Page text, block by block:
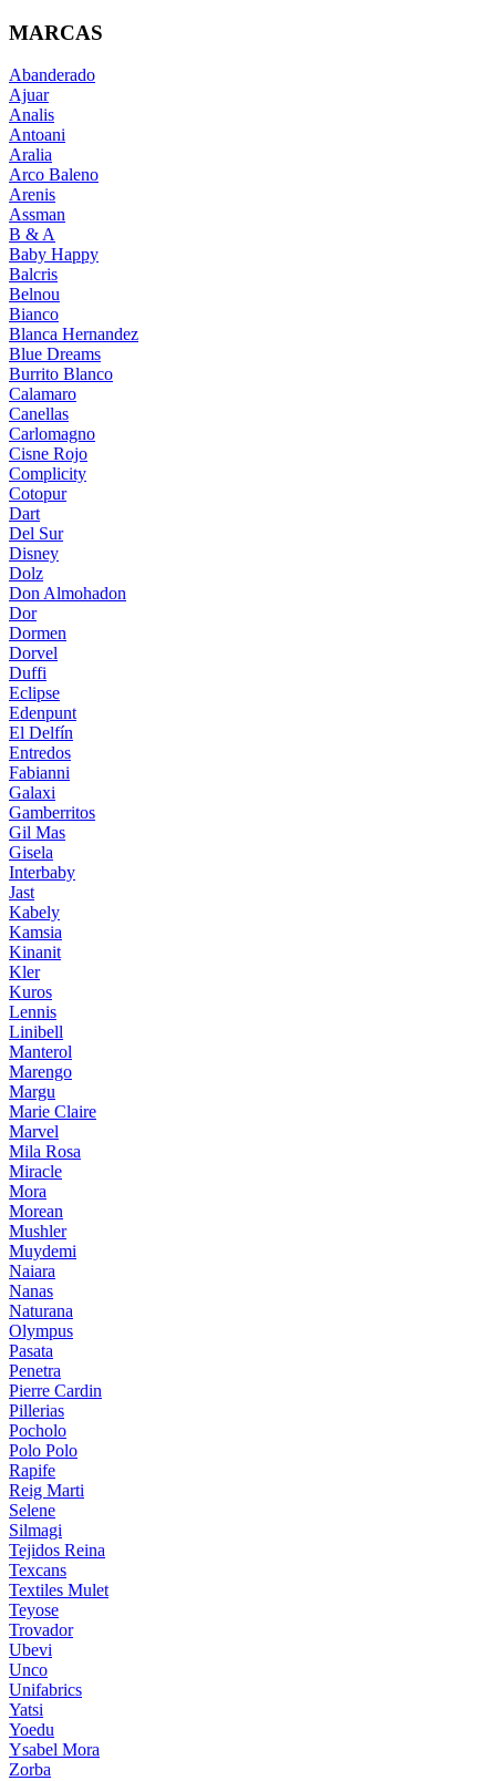
MARCAS
Abanderado
Ajuar
Analis
Antoani
Aralia
Arco Baleno
Arenis
Assman
B & A
Baby Happy
Balcris
Belnou
Bianco
Blanca Hernandez
Blue Dreams
Burrito Blanco
Calamaro
Canellas
Carlomagno
Cisne Rojo
Complicity
Cotopur
Dart
Del Sur
Disney
Dolz
Don Almohadon
Dor
Dormen
Dorvel
Duffi
Eclipse
Edenpunt
El Delfín
Entredos
Fabianni
Galaxi
Gamberritos
Gil Mas
Gisela
Interbaby
Jast
Kabely
Kamsia
Kinanit
Kler
Kuros
Lennis
Linibell
Manterol
Marengo
Margu
Marie Claire
Marvel
Mila Rosa
Miracle
Mora
Morean
Mushler
Muydemi
Naiara
Nanas
Naturana
Olympus
Pasata
Penetra
Pierre Cardin
Pillerias
Pocholo
Polo Polo
Rapife
Reig Marti
Selene
Silmagi
Tejidos Reina
Texcans
Textiles Mulet
Teyose
Trovador
Ubevi
Unco
Unifabrics
Yatsi
Yoedu
Ysabel Mora
Zorba